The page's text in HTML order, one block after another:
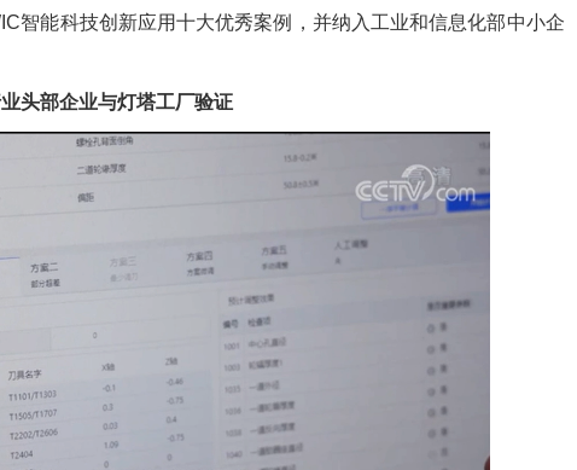
智能科技创新应用十大优秀案例，并纳入工业和信息化部中小企
头部企业与灯塔工厂验证